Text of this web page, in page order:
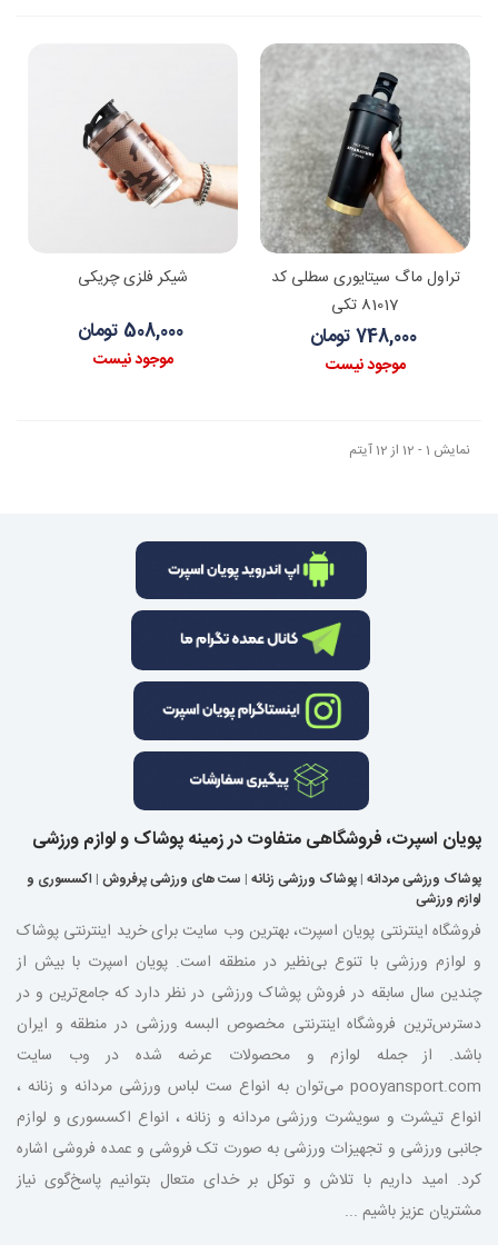
تراول ماگ سیتایوری سطلی کد
81017 تکی
748,000 تومان
موجود نیست
شیکر فلزی چریکی
508,000 تومان
موجود نیست
نمایش 1 - 12 از 12 آیتم
پویان اسپرت، فروشگاهی متفاوت در زمینه پوشاک و لوازم ورزشی
پوشاک ورزشی مردانه | پوشاک ورزشی زنانه | ست های ورزشی پرفروش | اکسسوری و
لوازم ورزشی
فروشگاه اینترنتی پویان اسپرت، بهترین وب سایت برای خرید اینترنتی پوشاک
و لوازم ورزشی با تنوع بی‌نظیر در منطقه است. پویان اسپرت با بیش از
چندین سال سابقه در فروش پوشاک ورزشی در نظر دارد که جامع‌ترین و در
دسترس‌ترین فروشگاه اینترنتی مخصوص البسه ورزشی در منطقه و ایران
باشد. از جمله لوازم و محصولات عرضه شده در وب سایت
pooyansport.com می‌توان به انواع ست لباس ورزشی مردانه و زنانه ،
انواع تیشرت و سویشرت ورزشی مردانه و زنانه ، انواع اکسسوری و لوازم
جانبی ورزشی و تجهیزات ورزشی به صورت تک فروشی و عمده فروشی اشاره
کرد. امید داریم با تلاش و توکل بر خدای متعال بتوانیم پاسخ‌گوی نیاز
مشتریان عزیز باشیم ...